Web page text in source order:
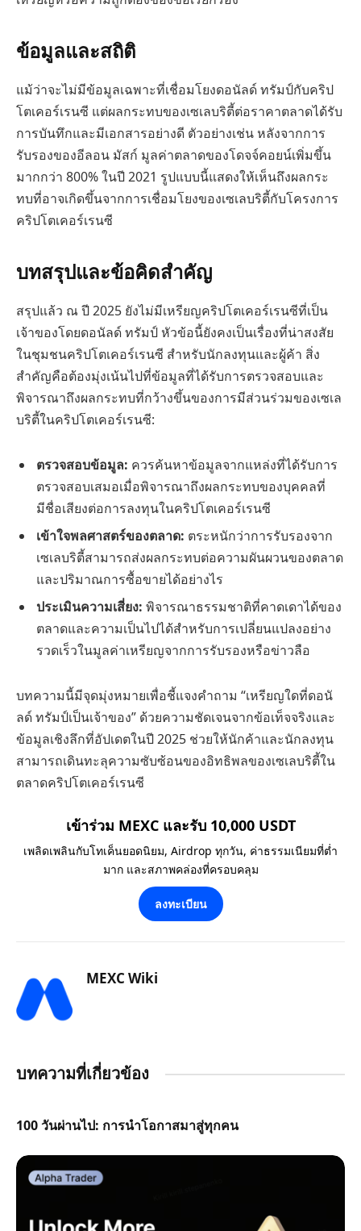
ข้อมูลและสถิติ
แม้ว่าจะไม่มีข้อมูลเฉพาะที่เชื่อมโยงดอนัลด์ ทรัมป์กับคริป
โตเคอร์เรนซี แต่ผลกระทบของเซเลบริตี้ต่อราคาตลาดได้รับ
การบันทึกและมีเอกสารอย่างดี ตัวอย่างเช่น หลังจากการ
รับรองของอีลอน มัสก์ มูลค่าตลาดของโดจจ์คอยน์เพิ่มขึ้น
มากกว่า 800% ในปี 2021 รูปแบบนี้แสดงให้เห็นถึงผลกระ
ทบที่อาจเกิดขึ้นจากการเชื่อมโยงของเซเลบริตี้กับโครงการ
คริปโตเคอร์เรนซี
บทสรุปและข้อคิดสำคัญ
สรุปแล้ว ณ ปี 2025 ยังไม่มีเหรียญคริปโตเคอร์เรนซีที่เป็น
เจ้าของโดยดอนัลด์ ทรัมป์ หัวข้อนี้ยังคงเป็นเรื่องที่น่าสงสัย
ในชุมชนคริปโตเคอร์เรนซี สำหรับนักลงทุนและผู้ค้า สิ่ง
สำคัญคือต้องมุ่งเน้นไปที่ข้อมูลที่ได้รับการตรวจสอบและ
พิจารณาถึงผลกระทบที่กว้างขึ้นของการมีส่วนร่วมของเซเล
บริตี้ในคริปโตเคอร์เรนซี:
ตรวจสอบข้อมูล: ควรค้นหาข้อมูลจากแหล่งที่ได้รับการ
ตรวจสอบเสมอเมื่อพิจารณาถึงผลกระทบของบุคคลที่
มีชื่อเสียงต่อการลงทุนในคริปโตเคอร์เรนซี
เข้าใจพลศาสตร์ของตลาด: ตระหนักว่าการรับรองจาก
เซเลบริตี้สามารถส่งผลกระทบต่อความผันผวนของตลาด
และปริมาณการซื้อขายได้อย่างไร
ประเมินความเสี่ยง: พิจารณาธรรมชาติที่คาดเดาได้ของ
ตลาดและความเป็นไปได้สำหรับการเปลี่ยนแปลงอย่าง
รวดเร็วในมูลค่าเหรียญจากการรับรองหรือข่าวลือ
บทความนี้มีจุดมุ่งหมายเพื่อชี้แจงคำถาม “เหรียญใดที่ดอนั
ลด์ ทรัมป์เป็นเจ้าของ” ด้วยความชัดเจนจากข้อเท็จจริงและ
ข้อมูลเชิงลึกที่อัปเดตในปี 2025 ช่วยให้นักค้าและนักลงทุน
สามารถเดินทะลุความซับซ้อนของอิทธิพลของเซเลบริตี้ใน
ตลาดคริปโตเคอร์เรนซี
เข้าร่วม MEXC และรับ 10,000 USDT
เพลิดเพลินกับโทเค็นยอดนิยม, Airdrop ทุกวัน, ค่าธรรมเนียมที่ต่ำ
มาก และสภาพคล่องที่ครอบคลุม
ลงทะเบียน
MEXC Wiki
บทความที่เกี่ยวข้อง
100 วันผ่านไป: การนำโอกาสมาสู่ทุกคน